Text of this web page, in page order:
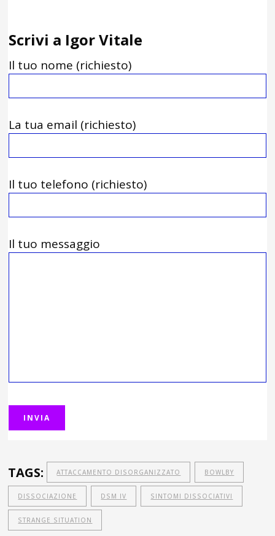
Scrivi a Igor Vitale
Il tuo nome (richiesto)
La tua email (richiesto)
Il tuo telefono (richiesto)
Il tuo messaggio
TAGS: ATTACCAMENTO DISORGANIZZATO BOWLBY
DISSOCIAZIONE DSM IV SINTOMI DISSOCIATIVI
STRANGE SITUATION